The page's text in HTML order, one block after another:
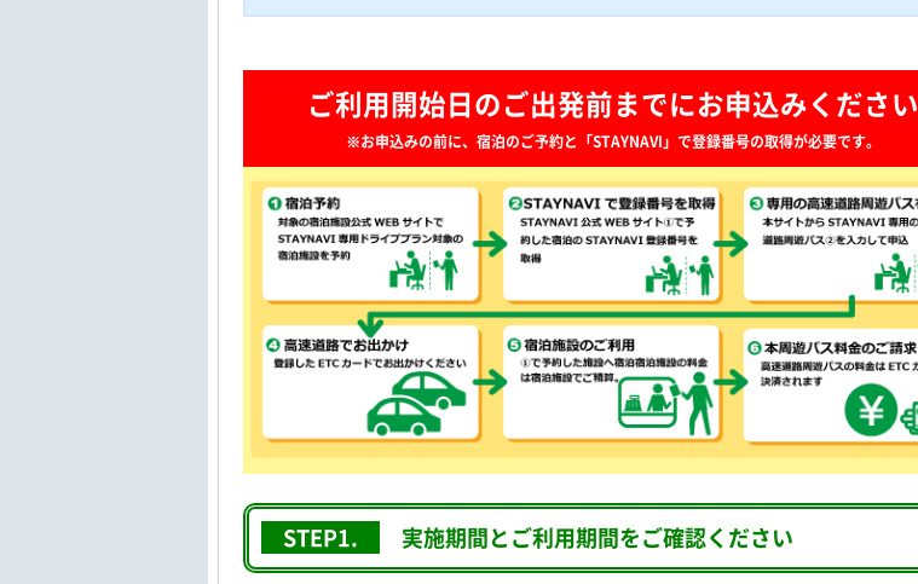
ご利用開始日のご出発前までにお申込みください
※お申込みの前に、宿泊のご予約と「STAYNAVI」で登録番号の取得が必要です。
STEP1.
実施期間とご利用期間をご確認ください